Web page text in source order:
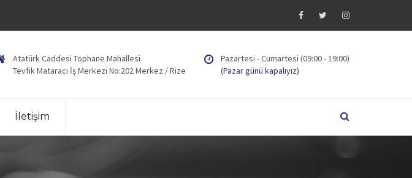
Atatürk Caddesi Tophane Mahallesi
Tevfik Mataracı İş Merkezi No:202 Merkez / Rize
Pazartesi - Cumartesi (09:00 - 19:00)
(Pazar günü kapalıyız)
İletişim